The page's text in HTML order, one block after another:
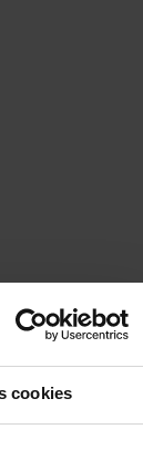
cookies